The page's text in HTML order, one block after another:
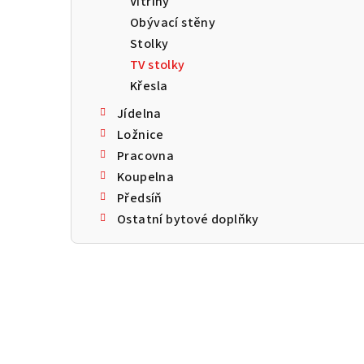
Obývací stěny
Stolky
TV stolky
Křesla
Jídelna
Ložnice
Pracovna
Koupelna
Předsíň
Ostatní bytové doplňky